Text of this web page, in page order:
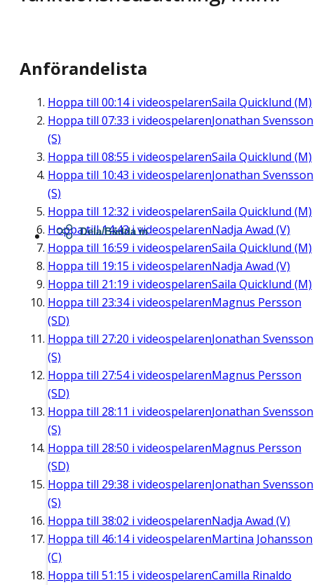
Anförandelista
Hoppa till 00:14i videospelarenSaila Quicklund (M)
Hoppa till 07:33 i videospelarenJonathan Svensson
(S)
Hoppa till 08:55 i videospelarenSaila Quicklund (M)
Hoppa till 10:43 i videospelarenJonathan Svensson
(S)
Hoppa till 12:32 i videospelarenSaila Quicklund (M)
Hoppa till14:43i videospelarenNadja Awad (V)
Hoppa till 16:59 i videospelarenSaila Quicklund (M)
Hoppa till 19:15 i videospelarenNadja Awad (V)
Hoppa till 21:19 i videospelarenSaila Quicklund (M)
Hoppa till 23:34i videospelarenMagnus Persson
(SD)
Hoppa till 27:20 i videospelarenJonathan Svensson
(S)
Hoppa till 27:54i videospelarenMagnus Persson
(SD)
Hoppa till 28:11 i videospelarenJonathan Svensson
(S)
Hoppa till 28:50 i videospelarenMagnus Persson
(SD)
Hoppa till 29:38 i videospelarenJonathan Svensson
(S)
Hoppa till 38:02 i videospelarenNadja Awad (V)
Hoppa till 46:14i videospelarenMartina Johansson
(C)
Hoppa till 51:15 i videospelarenCamilla Rinaldo
Dela/Bädda in